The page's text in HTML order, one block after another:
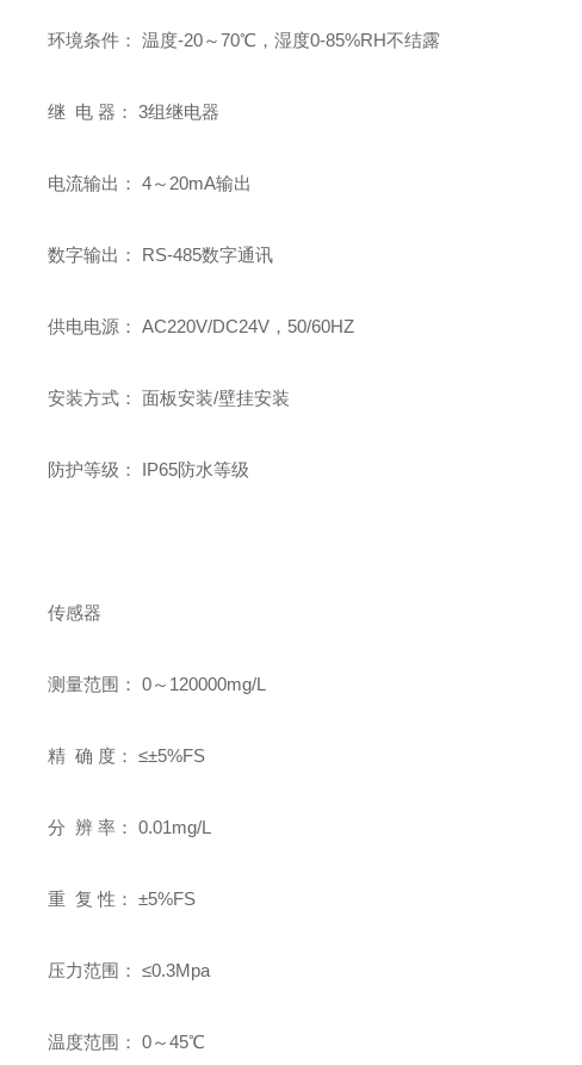
环境条件： 温度-20～70℃，湿度0-85%RH不结露
继 电 器： 3组继电器
电流输出： 4～20mA输出
数字输出： RS-485数字通讯
供电电源： AC220V/DC24V，50/60HZ
安装方式： 面板安装/壁挂安装
防护等级： IP65防水等级
传感器
测量范围： 0～120000mg/L
精 确 度： ≤±5%FS
分 辨 率： 0.01mg/L
重 复 性： ±5%FS
压力范围： ≤0.3Mpa
温度范围： 0～45℃